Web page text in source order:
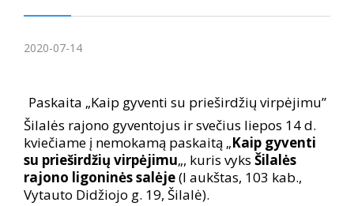
2020-07-14
Paskaita „Kaip gyventi su prieširdžių virpėjimu”
Šilalės rajono gyventojus ir svečius liepos 14 d.
kviečiame į nemokamą paskaitą „Kaip gyventi
su prieširdžių virpėjimu„, kuris vyks Šilalės
rajono ligoninės salėje(I aukštas, 103 kab.,
Vytauto Didžiojo g. 19, Šilalė).